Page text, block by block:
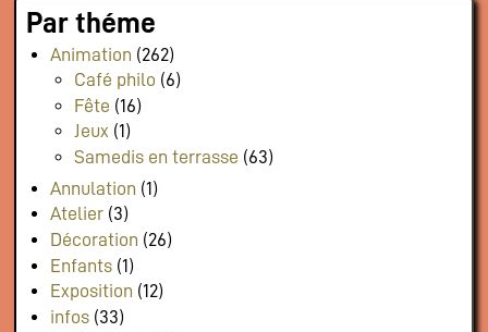
Par théme
Animation (262)
Café philo (6)
Fête (16)
Jeux (1)
Samedis en terrasse (63)
Annulation (1)
Atelier(3)
Décoration (26)
Enfants(1)
Exposition (12)
infos(33)